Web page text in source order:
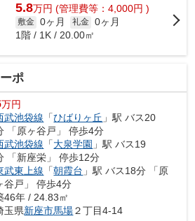
5.8万円 (管理費等：4,000円 )
敷金 0ヶ月 礼金 0ヶ月
1階 / 1K / 20.00㎡
ポ
万円
武池袋線 「ひばりヶ丘 」駅 バス20
「原ヶ谷戸」 停歩4分
武池袋線 「大泉学園 」駅 バス19
「新座栄」 停歩12分
武東上線 「朝霞台 」駅 バス18分 「原
谷戸」 停歩4分
46年 / 24.83㎡
玉県新座市馬場２丁目4-14